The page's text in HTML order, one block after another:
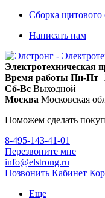
Сборка щитового
Написать нам
Электротехническая
Время работы Пн-Пт
Сб-Вс Выходной
Москва Московская
Поможем сделать
8-495-143-41-01
Перезвоните мне
info@elstrong.ru
Позвонить Кабинет
Еще